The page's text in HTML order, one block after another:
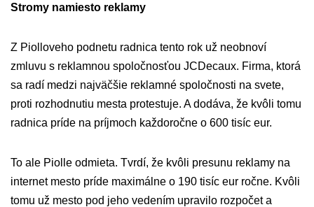
Stromy namiesto reklamy
Z Piolloveho podnetu radnica tento rok už neobnoví
zmluvu s reklamnou spoločnosťou JCDecaux. Firma, ktorá
sa radí medzi najväčšie reklamné spoločnosti na svete,
proti rozhodnutiu mesta protestuje. A dodáva, že kvôli tomu
radnica príde na príjmoch každoročne o 600 tisíc eur.
To ale Piolle odmieta. Tvrdí, že kvôli presunu reklamy na
internet mesto príde maximálne o 190 tisíc eur ročne. Kvôli
tomu už mesto pod jeho vedením upravilo rozpočet a